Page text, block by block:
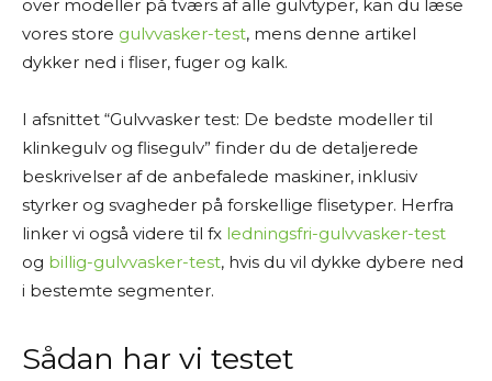
over modeller på tværs af alle gulvtyper, kan du læse
vores store gulvvasker-test, mens denne artikel
dykker ned i fliser, fuger og kalk.
I afsnittet “Gulvvasker test: De bedste modeller til
klinkegulv og flisegulv” finder du de detaljerede
beskrivelser af de anbefalede maskiner, inklusiv
styrker og svagheder på forskellige flisetyper. Herfra
linker vi også videre til fx ledningsfri-gulvvasker-test
og billig-gulvvasker-test, hvis du vil dykke dybere ned
i bestemte segmenter.
Sådan har vi testet